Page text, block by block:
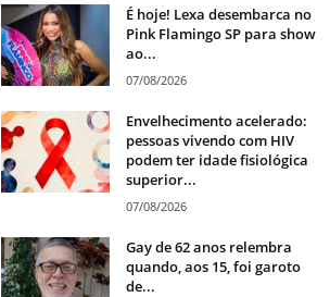
É hoje! Lexa desembarca no
Pink Flamingo SP para show
ao...
07/08/2026
Envelhecimento acelerado:
pessoas vivendo com HIV
podem ter idade fisiológica
superior...
07/08/2026
Gay de 62 anos relembra
quando, aos 15, foi garoto
de...